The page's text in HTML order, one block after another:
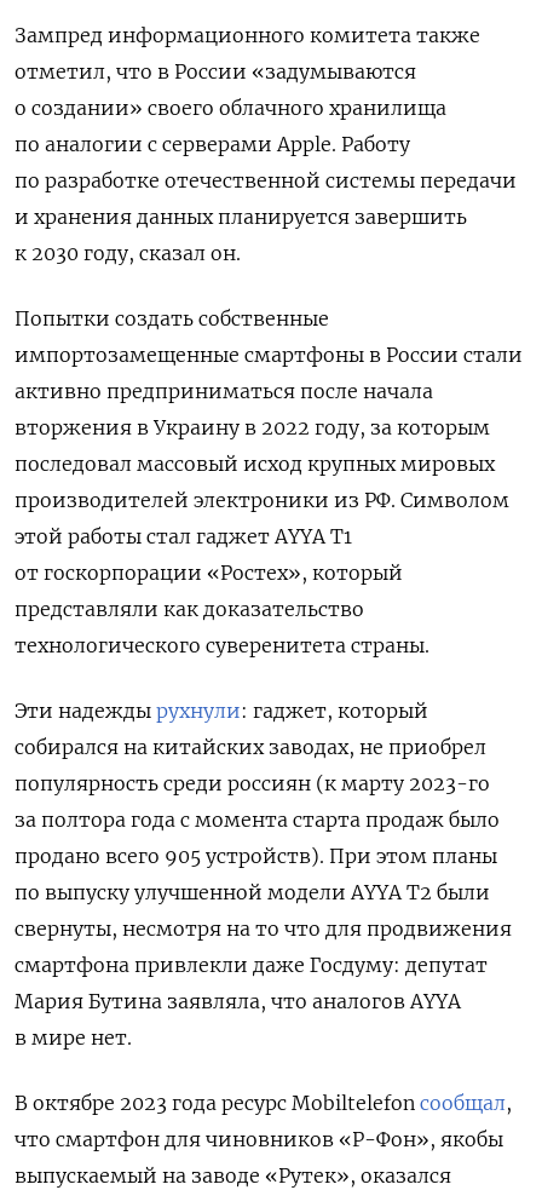
Зампред информационного комитета также
отметил, что в России «задумываются
о создании» своего облачного хранилища
по аналогии с серверами Apple. Работу
по разработке отечественной системы передачи
и хранения данных планируется завершить
к 2030 году, сказал он.
Попытки создать собственные
импортозамещенные смартфоны в России стали
активно предприниматься после начала
вторжения в Украину в 2022 году, за которым
последовал массовый исход крупных мировых
производителей электроники из РФ. Символом
этой работы стал гаджет AYYA T1
от госкорпорации «Ростех», который
представляли как доказательство
технологического суверенитета страны.
Эти надежды рухнули: гаджет, который
собирался на китайских заводах, не приобрел
популярность среди россиян (к марту 2023-го
за полтора года с момента старта продаж было
продано всего 905 устройств). При этом планы
по выпуску улучшенной модели AYYA T2 были
свернуты, несмотря на то что для продвижения
смартфона привлекли даже Госдуму: депутат
Мария Бутина заявляла, что аналогов AYYA
в мире нет.
В октябре 2023 года ресурс Mobiltelefon сообщал,
что смартфон для чиновников «Р-Фон», якобы
выпускаемый на заводе «Рутек», оказался